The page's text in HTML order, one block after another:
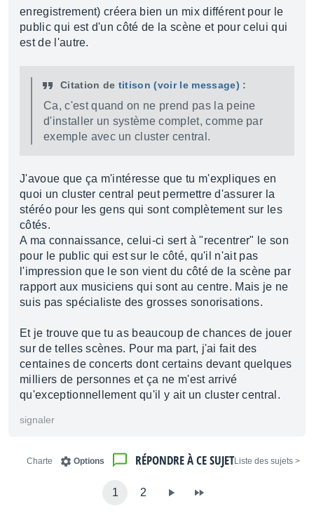
enregistrement) créera bien un mix différent pour le
public qui est d'un côté de la scène et pour celui qui
est de l'autre.
Citation de titison (voir le message) :
Ca, c'est quand on ne prend pas la peine
d'installer un système complet, comme par
exemple avec un cluster central.
J'avoue que ça m'intéresse que tu m'expliques en
quoi un cluster central peut permettre d'assurer la
stéréo pour les gens qui sont complètement sur les
côtés.
A ma connaissance, celui-ci sert à "recentrer" le son
pour le public qui est sur le côté, qu'il n'ait pas
l'impression que le son vient du côté de la scène par
rapport aux musiciens qui sont au centre. Mais je ne
suis pas spécialiste des grosses sonorisations.
Et je trouve que tu as beaucoup de chances de jouer
sur de telles scènes. Pour ma part, j'ai fait des
centaines de concerts dont certains devant quelques
milliers de personnes et ça ne m'est arrivé
qu'exceptionnellement qu'il y ait un cluster central.
signaler
< Liste des sujets
RÉPONDRE À CE SUJET
Options
Charte
1 2